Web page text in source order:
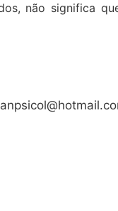
não significa